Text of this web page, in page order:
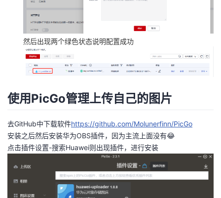
然后出现两个绿色状态说明配置成功
使用PicGo管理上传自己的图片
去GitHub中下载软件https://github.com/Molunerfinn/PicGo
安装之后然后安装华为OBS插件，因为主流上面没有😂
点击插件设置-搜索Huawei则出现插件，进行安装